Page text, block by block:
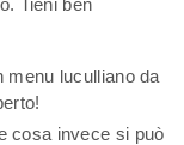
menu luculliano da
cosa invece si può